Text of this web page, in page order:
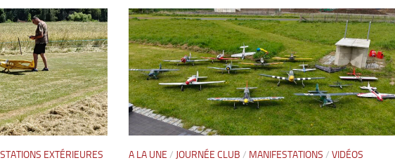
EXTÉRIEURES
A LA UNE / JOURNÉE CLUB / MANIFESTATIONS / VIDÉOS